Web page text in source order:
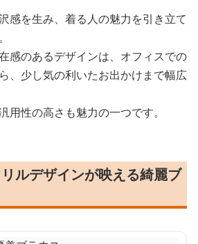
感を生み、着る人の魅力を引き立て
感のあるデザインは、オフィスでの
、少し気の利いたお出かけまで幅広
用性の高さも魅力の一つです。
ルデザインが映える綺麗ブ